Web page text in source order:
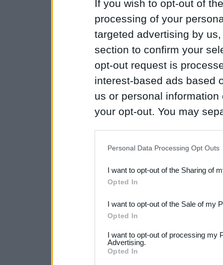
If you wish to opt-out of
processing of your
targeted advertising by
section to confirm your
opt-out request is
interest-based ads based
us or personal
your opt-out. You may
Downstream Participants
third parties.
Personal Data Processing Opt Outs
I want to opt-out of the Sharing of
Opted In
I want to opt-out of the Sale of my
Opted In
I want to opt-out of processing my
Advertising.
Opted In